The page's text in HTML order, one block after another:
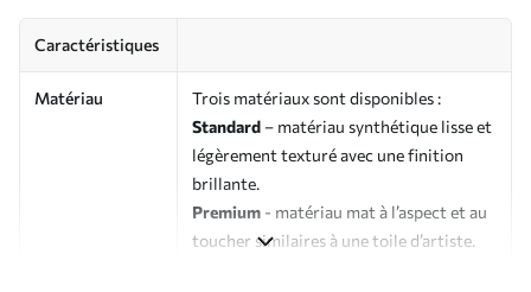
Caractéristiques
Matériau
Trois matériaux sont disponibles :
Standard – matériau synthétique lisse et
légèrement texturé avec une finition
brillante.
Premium - matériau mat à l’aspect et au
toucher similaires à une toile d’artiste.